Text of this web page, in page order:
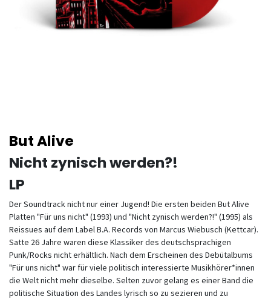
But Alive
Nicht zynisch werden?!
LP
Der Soundtrack nicht nur einer Jugend! Die ersten beiden But Alive
Platten "Für uns nicht" (1993) und "Nicht zynisch werden?!" (1995) als
Reissues auf dem Label B.A. Records von Marcus Wiebusch (Kettcar).
Satte 26 Jahre waren diese Klassiker des deutschsprachigen
Punk/Rocks nicht erhältlich. Nach dem Erscheinen des Debütalbums
"Für uns nicht" war für viele politisch interessierte Musikhörer*innen
die Welt nicht mehr dieselbe. Selten zuvor gelang es einer Band die
politische Situation des Landes lyrisch so zu sezieren und zu